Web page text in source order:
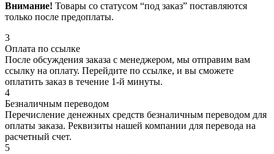
Внимание! Товары со статусом “под заказ” поставляются
только после предоплаты.
3
Оплата по ссылке
После обсуждения заказа с менеджером, мы отправим вам
ссылку на оплату. Перейдите по ссылке, и вы сможете
оплатить заказ в течение 1-й минуты.
4
Безналичным переводом
Перечисление денежных средств безналичным переводом для
оплаты заказа. Реквизиты нашей компании для перевода на
расчетный счет.
5